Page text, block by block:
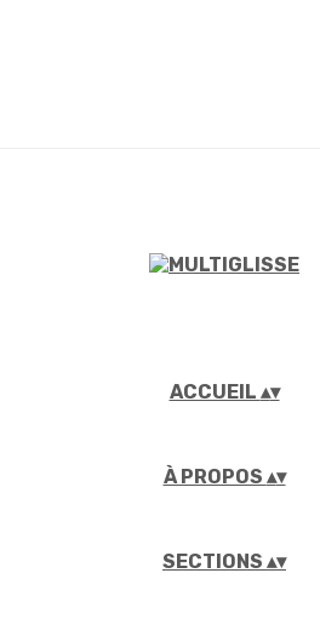
ACCUEIL ▴▾
À PROPOS ▴▾
SECTIONS ▴▾